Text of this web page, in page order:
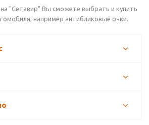
"Сетавир" Вы сможете выбрать и купить
например антибликовые очки.